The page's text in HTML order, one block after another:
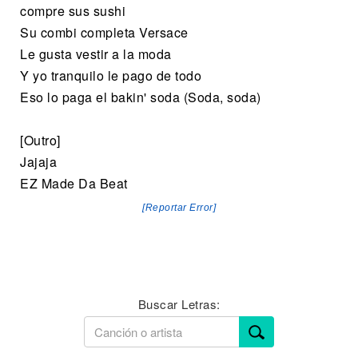
compre sus sushi
Su combi completa Versace
Le gusta vestir a la moda
Y yo tranquilo le pago de todo
Eso lo paga el bakin' soda (Soda, soda)
[Outro]
Jajaja
EZ Made Da Beat
[Reportar Error]
Buscar Letras: